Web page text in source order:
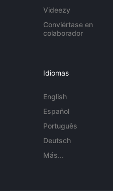
Videezy
Conviértase en
colaborador
Idiomas
English
Español
Português
Deutsch
Más...